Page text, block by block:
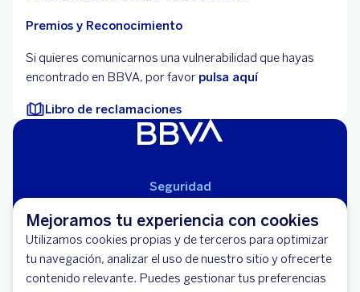
Mejoramos tu experiencia con cookies
Utilizamos cookies propias y de terceros para optimizar
tu navegación, analizar el uso de nuestro sitio y ofrecerte
contenido relevante. Puedes gestionar tus preferencias
Premios y Reconocimiento
Si quieres comunicarnos una vulnerabilidad que hayas
encontrado en BBVA, por favor pulsa aquí
Libro de reclamaciones
Seguridad
Cláusulas Generales de Contratación
Mapa del Sitio
Libro de Reclamaciones
Llámanos (01) 595-0000